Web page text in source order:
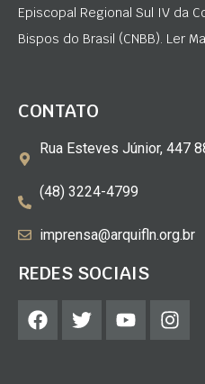
Episcopal Regional Sul IV da
Bispos do Brasil (CNBB). Ler
CONTATO
Rua Esteves Júnior, 447
(48) 3224-4799
imprensa@arquifln.org.br
REDES SOCIAIS